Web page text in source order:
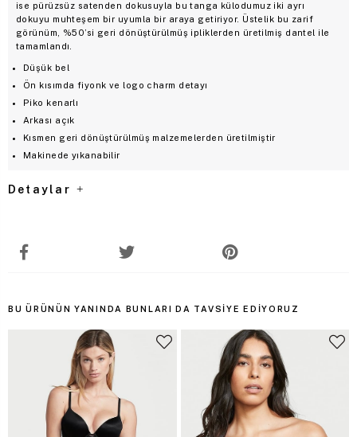
ise pürüzsüz satenden dokusuyla bu tanga külodumuz iki ayrı
dokuyu muhteşem bir uyumla bir araya getiriyor. Üstelik bu zarif
görünüm, %50’si geri dönüştürülmüş ipliklerden üretilmiş dantel ile
tamamlandı.
Düşük bel
Ön kısımda fiyonk ve logo charm detayı
Piko kenarlı
Arkası açık
Kısmen geri dönüştürülmüş malzemelerden üretilmiştir
Makinede yıkanabilir
Detaylar
BU ÜRÜNÜN YANINDA BUNLARI DA TAVSIYE EDIYORUZ